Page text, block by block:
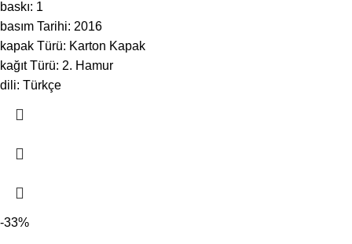
baskı: 1
basım Tarihi: 2016
kapak Türü: Karton Kapak
kağıt Türü: 2. Hamur
dili: Türkçe
-33%